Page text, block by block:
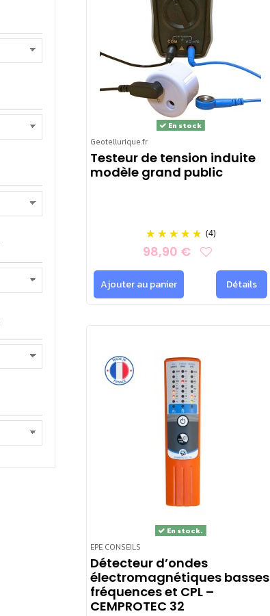
Geotellurique.fr
En stock
Testeur de tension induite
modèle grand public
(4)
98,90 €
Ajouter au panier Détails
EPE CONSEILS
En stock.
Détecteur d’ondes
électromagnétiques basses
fréquences et CPL –
CEMPROTEC 32